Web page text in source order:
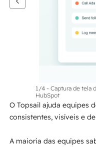
1/4 - Captura de tela
HubSpot
O Topsail ajuda equipes
consistentes, visíveis e
A maioria das equipes